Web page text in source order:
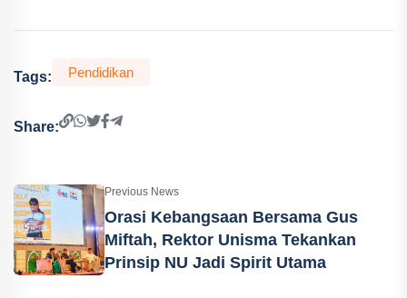
Tags: Pendidikan
Share:
Previous News
Orasi Kebangsaan Bersama Gus
Miftah, Rektor Unisma Tekankan
Prinsip NU Jadi Spirit Utama